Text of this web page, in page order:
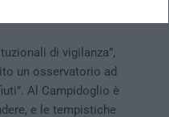
di vigilanza”,
un osservatorio ad
Al Campidoglio è
e le tempistiche